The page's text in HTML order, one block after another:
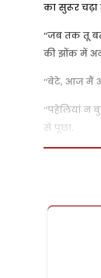
का सुरूर चढ़ा
‘‘जब तक तू
की झोंक में
‘‘बेटे, आज मैं
‘‘पहेलियां न
से पूछा.